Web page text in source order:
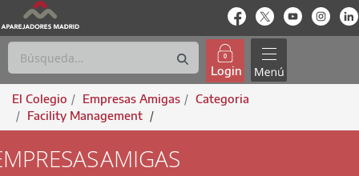
enlace-rrssenlace-rrss
enlace-
Login
El Colegio
Empresas Amigas
Categoria
Facility Management /
FACILITY MANAGEMENT
AMIGAS